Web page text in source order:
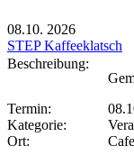
08.10. 2026
STEP Kaffeeklatsch
Beschreibung:
Termin:
Kategorie:
Ort: